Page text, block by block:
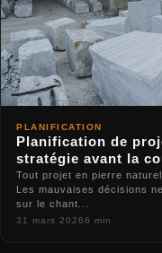
PLANIFICATION
Planification de
stratégie avant la
Tout projet en pierre
Les mauvaises décisions
sur le chant...
31 mars 20266 min